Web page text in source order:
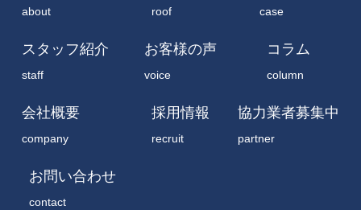
about roof case
スタッフ紹介
staff
お客様の声
voice
コラム
column
会社概要
company
採用情報
recruit
協力業者募集中
partner
お問い合わせ
contact